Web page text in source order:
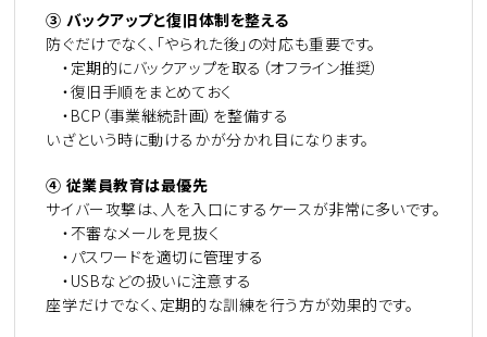
③ バックアップと復旧体制を整える
防ぐだけでなく、「やられた後」の対応も重要です。
・定期的にバックアップを取る（オフライン推奨）
・復旧手順をまとめておく
・BCP（事業継続計画）を整備する
いざという時に動けるかが分かれ目になります。
④ 従業員教育は最優先
サイバー攻撃は、人を入口にするケースが非常に多いです。
・不審なメールを見抜く
・パスワードを適切に管理する
・USBなどの扱いに注意する
座学だけでなく、定期的な訓練を行う方が効果的です。